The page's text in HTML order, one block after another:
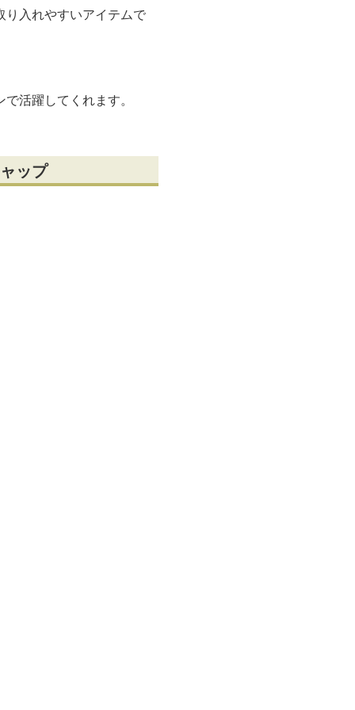
り入れやすいアイテムで
活躍してくれます。
ップ